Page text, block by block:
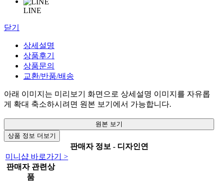
LINE
닫기
상세설명
상품후기
상품문의
교환/반품/배송
아래 이미지는 미리보기 화면으로 상세설명 이미지를 자유롭
게 확대 축소하시려면 원본 보기에서 가능합니다.
원본 보기
상품 정보 더보기
판매자 정보 - 디자인연
미니샵 바로가기 >
판매자 관련상
품